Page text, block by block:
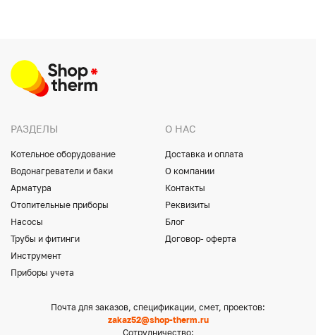
РАЗДЕЛЫ
Котельное оборудование
Водонагреватели и баки
Арматура
Отопительные приборы
Насосы
Трубы и фитинги
Инструмент
Приборы учета
О НАС
Доставка и оплата
О компании
Контакты
Реквизиты
Блог
Договор- оферта
Почта для заказов, спецификации, смет, проектов:
zakaz52@shop-therm.ru
Сотрудничество: